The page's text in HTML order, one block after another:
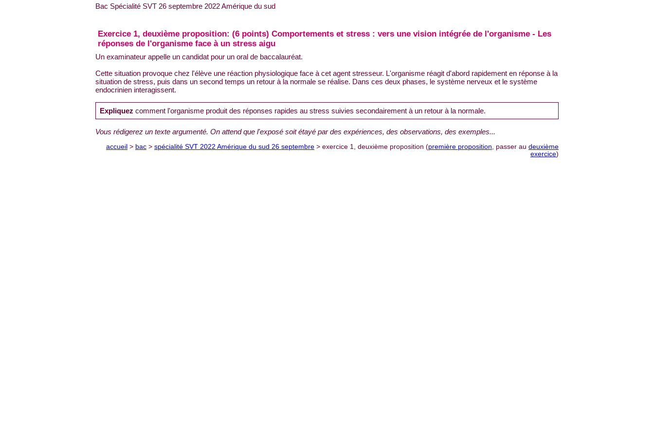
Bac Spécialité SVT 26 septembre 2022 Amérique du sud
Exercice 1, deuxième proposition: (6 points) Comportements et stress : vers une vision intégrée de l'organisme - Les
réponses de l'organisme face à un stress aigu
Un examinateur appelle un candidat pour un oral de baccalauréat.
Cette situation provoque chez l'élève une réaction physiologique face à cet agent stresseur. L'organisme réagit d'abord rapidement en réponse à la
situation de stress, puis dans un second temps un retour à la normale se réalise. Dans ces deux phases, le système nerveux et le système
endocrinien interagissent.
Expliquez comment l'organisme produit des réponses rapides au stress suivies secondairement à un retour à la normale.
Vous rédigerez un texte argumenté. On attend que l'exposé soit étayé par des expériences, des observations, des exemples...
accueil > bac > spécialité SVT 2022 Amérique du sud 26 septembre > exercice 1, deuxième proposition (première proposition, passer au deuxième
exercice)